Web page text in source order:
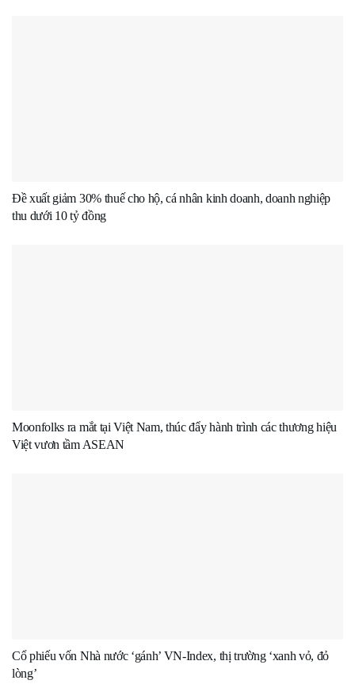
Đề xuất giảm 30% thuế cho hộ, cá nhân kinh doanh, doanh nghiệp
thu dưới 10 tỷ đồng
Moonfolks ra mắt tại Việt Nam, thúc đẩy hành trình các thương hiệu
Việt vươn tầm ASEAN
Cổ phiếu vốn Nhà nước ‘gánh’ VN-Index, thị trường ‘xanh vỏ, đỏ
lòng’